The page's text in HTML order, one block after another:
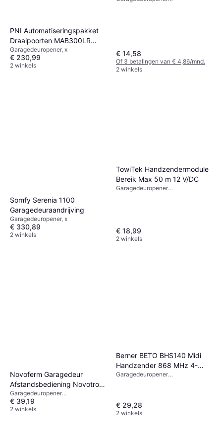
PNI Automatiseringspakket
Draaipoorten MAB300LR
40W 2 Motoren
Garagedeuropener, x
€ 230,99
2 winkels
€ 14,58
Of 3 betalingen van € 4,86/mnd.
2 winkels
Somfy Serenia 1100
Garagedeuraandrijving
Garagedeuropener, x
€ 330,89
2 winkels
TowiTek Handzendermodule
Bereik Max 50 m 12 V/DC
Garagedeuropener
€ 18,99
2 winkels
Novoferm Garagedeur
Afstandsbediening Novotron
522 64/128 Bit 433 MHz
Garagedeuropener
afstandsbediening, x
€ 39,19
2 winkels
Berner BETO BHS140 Midi
Handzender 868 MHz 4-
Kanaals
Garagedeuropener
€ 29,28
2 winkels